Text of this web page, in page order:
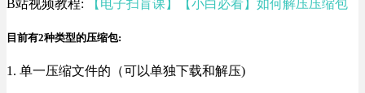
B站视频教程: 【电子扫盲课】【小白必看】如何解压压缩包
目前有2种类型的压缩包:
1. 单一压缩文件的（可以单独下载和解压)